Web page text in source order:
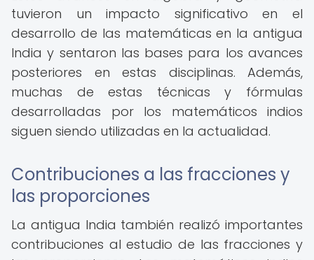
tuvieron un impacto significativo en el
desarrollo de las matemáticas en la antigua
India y sentaron las bases para los avances
posteriores en estas disciplinas. Además,
muchas de estas técnicas y fórmulas
desarrolladas por los matemáticos indios
siguen siendo utilizadas en la actualidad.
Contribuciones a las fracciones y
las proporciones
La antigua India también realizó importantes
contribuciones al estudio de las fracciones y